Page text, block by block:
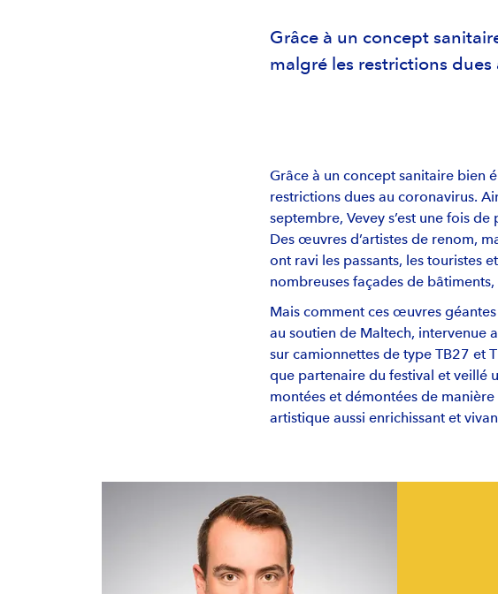
Grâce à un concept
malgré les restrictions dues
Grâce à un concept sanitaire bien
restrictions dues au coronavirus.
septembre, Vevey s’est une fois
Des œuvres d’artistes de renom,
ont ravi les passants, les touristes
nombreuses façades de
Mais comment ces œuvres
au soutien de Maltech, intervenue
sur camionnettes de type TB27 et
que partenaire du festival et veillé
montées et démontées de
artistique aussi enrichissant et